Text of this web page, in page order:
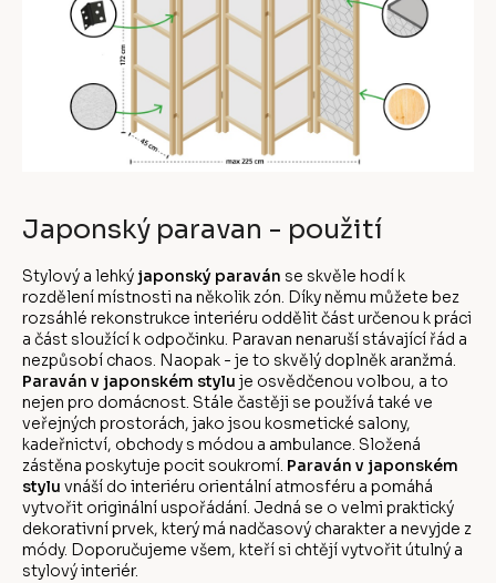
Japonský paravan - použití
Stylový a lehký japonský paraván se skvěle hodí k
rozdělení místnosti na několik zón. Díky němu můžete bez
rozsáhlé rekonstrukce interiéru oddělit část určenou k práci
a část sloužící k odpočinku. Paravan nenaruší stávající řád a
nezpůsobí chaos. Naopak - je to skvělý doplněk aranžmá.
Paraván v japonském stylu je osvědčenou volbou, a to
nejen pro domácnost. Stále častěji se používá také ve
veřejných prostorách, jako jsou kosmetické salony,
kadeřnictví, obchody s módou a ambulance. Složená
zástěna poskytuje pocit soukromí. Paraván v japonském
stylu vnáší do interiéru orientální atmosféru a pomáhá
vytvořit originální uspořádání. Jedná se o velmi praktický
dekorativní prvek, který má nadčasový charakter a nevyjde z
módy. Doporučujeme všem, kteří si chtějí vytvořit útulný a
stylový interiér.